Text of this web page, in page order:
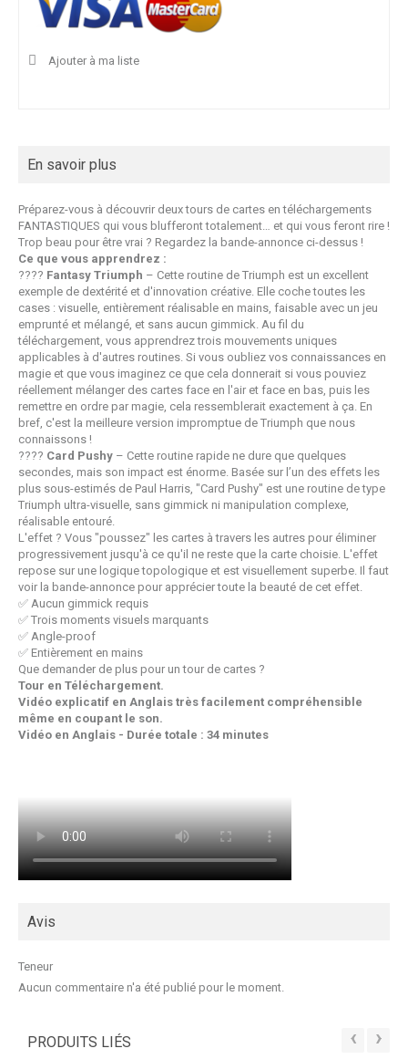
Ajouter à ma liste
En savoir plus
Préparez-vous à découvrir deux tours de cartes en téléchargements
FANTASTIQUES qui vous blufferont totalement… et qui vous feront rire !
Trop beau pour être vrai ? Regardez la bande-annonce ci-dessus !
Ce que vous apprendrez :
???? Fantasy Triumph – Cette routine de Triumph est un excellent
exemple de dextérité et d'innovation créative. Elle coche toutes les
cases : visuelle, entièrement réalisable en mains, faisable avec un jeu
emprunté et mélangé, et sans aucun gimmick. Au fil du
téléchargement, vous apprendrez trois mouvements uniques
applicables à d'autres routines. Si vous oubliez vos connaissances en
magie et que vous imaginez ce que cela donnerait si vous pouviez
réellement mélanger des cartes face en l'air et face en bas, puis les
remettre en ordre par magie, cela ressemblerait exactement à ça. En
bref, c'est la meilleure version impromptue de Triumph que nous
connaissons !
???? Card Pushy – Cette routine rapide ne dure que quelques
secondes, mais son impact est énorme. Basée sur l’un des effets les
plus sous-estimés de Paul Harris, "Card Pushy" est une routine de type
Triumph ultra-visuelle, sans gimmick ni manipulation complexe,
réalisable entouré.
L'effet ? Vous "poussez" les cartes à travers les autres pour éliminer
progressivement jusqu'à ce qu'il ne reste que la carte choisie. L'effet
repose sur une logique topologique et est visuellement superbe. Il faut
voir la bande-annonce pour apprécier toute la beauté de cet effet.
✅ Aucun gimmick requis
✅ Trois moments visuels marquants
✅ Angle-proof
✅ Entièrement en mains
Que demander de plus pour un tour de cartes ?
Tour en Téléchargement.
Vidéo explicatif en Anglais très facilement compréhensible
même en coupant le son.
Vidéo en Anglais - Durée totale : 34 minutes
Avis
Teneur
Aucun commentaire n'a été publié pour le moment.
PRODUITS LIÉS ‹ ›